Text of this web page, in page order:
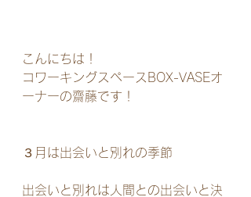
こんにちは！
コワーキングスペースBOX-VASEオ
ーナーの齋藤です！
３月は出会いと別れの季節
出会いと別れは人間との出会いと決